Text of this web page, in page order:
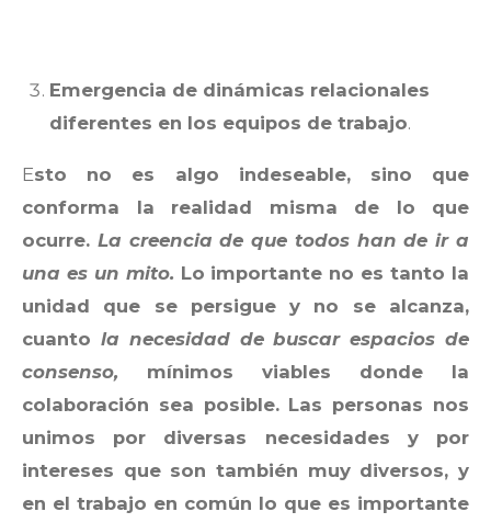
Emergencia de dinámicas relacionales
diferentes en los equipos de trabajo.
Esto no es algo indeseable, sino que
conforma la realidad misma de lo que
ocurre. La creencia de que todos han de ir a
una es un mito. Lo importante no es tanto la
unidad que se persigue y no se alcanza,
cuanto la necesidad de buscar espacios de
consenso, mínimos viables donde la
colaboración sea posible. Las personas nos
unimos por diversas necesidades y por
intereses que son también muy diversos, y
en el trabajo en común lo que es importante